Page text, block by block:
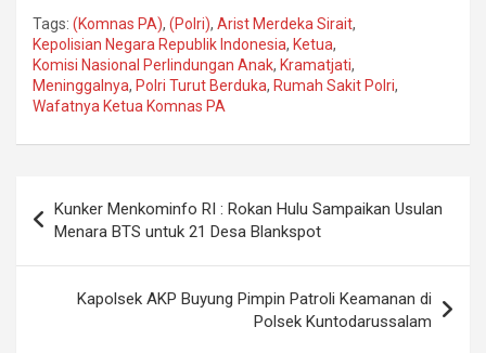
Tags: (Komnas PA), (Polri), Arist Merdeka Sirait,
Kepolisian Negara Republik Indonesia, Ketua,
Komisi Nasional Perlindungan Anak, Kramatjati,
Meninggalnya, Polri Turut Berduka, Rumah Sakit Polri,
Wafatnya Ketua Komnas PA
navigation
Kunker Menkominfo RI : Rokan Hulu Sampaikan Usulan
Menara BTS untuk 21 Desa Blankspot
Kapolsek AKP Buyung Pimpin Patroli Keamanan di
Polsek Kuntodarussalam